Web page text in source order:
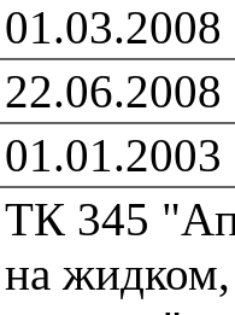
01.03.2008
22.06.2008
01.01.2003
ТК 345
на жидком,